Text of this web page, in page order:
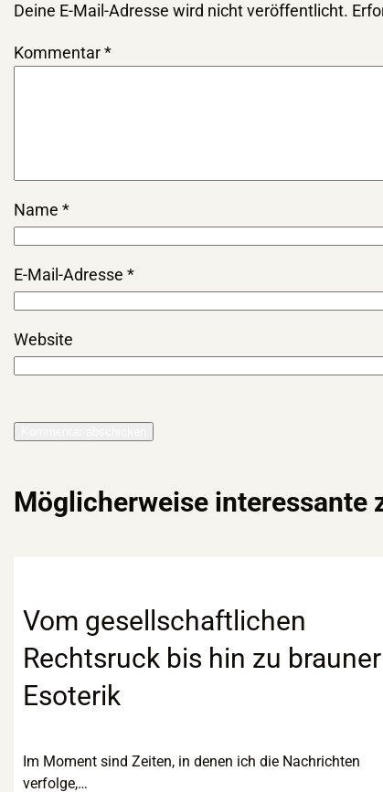
Deine E-Mail-Adresse wird nicht veröffentlicht.
Kommentar*
Name*
E-Mail-Adresse*
Website
Möglicherweise interessante
Vom gesellschaftlichen
Rechtsruck bis hin zu brauner
Esoterik
Im Moment sind Zeiten, in denen ich die Nachrichten
verfolge,…